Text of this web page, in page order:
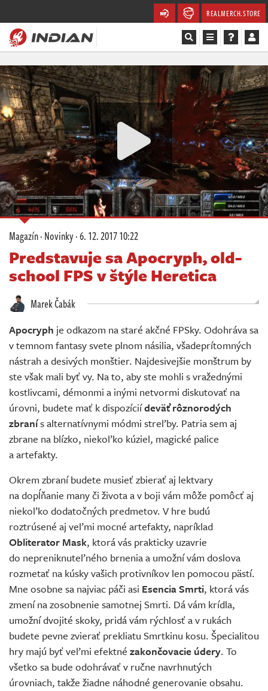
REALMERCH.STORE
Magazín
Recenze
Videa
Soutěže
Databáze
Komunita
Redakce
Živě
Magazín·Novinky·6. 12. 2017 10:22
Predstavuje sa Apocryph, old-
school FPS v štýle Heretica
Marek Čabák
Apocryph je odkazom na staré akčné FPSky. Odohráva sa
v temnom fantasy svete plnom násilia, všadeprítomných
nástrah a desivých monštier. Najdesivejšie monštrum by
ste však mali byť vy. Na to, aby ste mohli s vražednými
kostlivcami, démonmi a inými netvormi diskutovať na
úrovni, budete mať k dispozíciídeväť rôznorodých
zbranís alternatívnymi módmi streľby. Patria sem aj
zbrane na blízko, niekoľko kúziel, magické palice
a artefakty.
Okrem zbraní budete musieť zbierať aj lektvary
na dopĺňanie many či života a v boji vám môže pomôcť aj
niekoľko dodatočných predmetov. V hre budú
roztrúsené aj veľmi mocné artefakty, napríklad
Obliterator Mask, ktorá vás prakticky uzavrie
do nepreniknuteľného brnenia a umožní vám doslova
rozmetať na kúsky vašich protivníkov len pomocou pästí.
Mne osobne sa najviac páči asi Esencia Smrti, ktorá vás
zmení na zosobnenie samotnej Smrti. Dá vám krídla,
umožní dvojité skoky, pridá vám rýchlosť a v rukách
budete pevne zvierať prekliatu Smrtkinu kosu. Špecialitou
hry majú byť veľmi efektné zakončovacie údery. To
všetko sa bude odohrávať v ručne navrhnutých
úrovniach, takže žiadne náhodné generovanie obsahu.